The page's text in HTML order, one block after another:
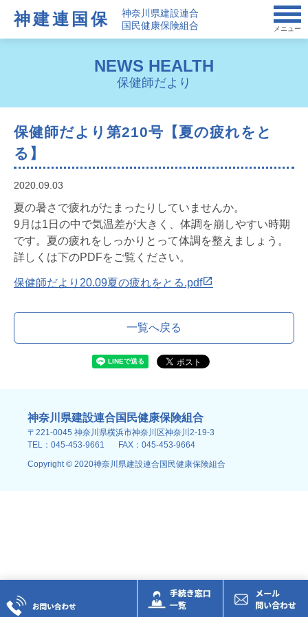
神建連国保
神奈川県建設連合
国民健康保険組合
メニュー
NEWS HEALTH
保健師だより
保健師だより第210号【夏の疲れをと
る】
2020.09.03
夏の暑さで疲れがたまったりしていませんか。
9月は1日の中で気温差が大きく、体調を崩しやすい時期
です。夏の疲れをしっかりとって体調を整えましょう。
詳しくは下のPDFをご覧ください。
保健師だより20.09夏の疲れをとる.pdf
一覧へ戻る
神奈川県建設連合国民健康保険組合
〒221-0045 神奈川県横浜市神奈川区神奈川2-19-3
TEL：045-453-9661
FAX：045-453-9664
Copyright © 2020神奈川県建設連合国民健康保険組合